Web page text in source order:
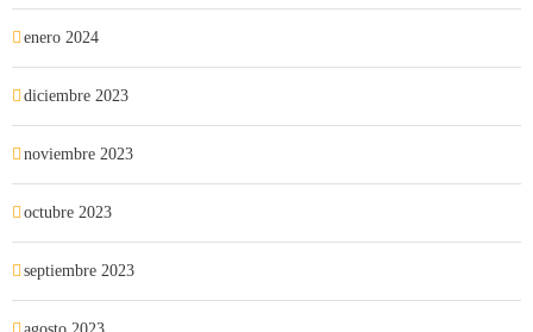
enero 2024
diciembre 2023
noviembre 2023
octubre 2023
septiembre 2023